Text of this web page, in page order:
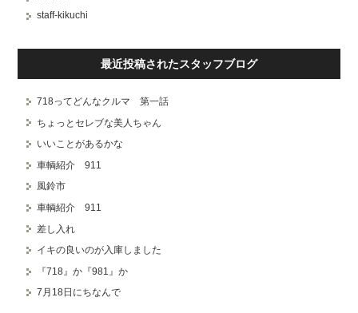
staff-kikuchi
最近投稿されたスタッフブログ
718ってどんなクルマ 第一話
ちょっとセレブな美人ちゃん
いいことがあるかな
車輌紹介 911
風鈴市
車輌紹介 911
差し入れ
イキの良いのが入庫しました
『718』か『981』か
7月18日にちなんで